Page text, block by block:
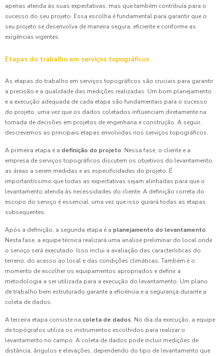
apenas atenda às suas expectativas, mas que também contribuía para o
sucesso do seu projeto. Essa escolha é fundamental para garantir que o
seu projeto se desenvolva de maneira segura, eficiente e conforme as
exigências vigentes.
Etapas do trabalho em serviços topográficos
As etapas do trabalho em serviços topográficos são cruciais para garantir
a precisão e a qualidade das medições realizadas. Um bom planejamento
e a execução adequada de cada etapa são fundamentais para o sucesso
do projeto, uma vez que os dados coletados influenciam diretamente na
tomada de decisões em projetos de engenharia e construção. A seguir,
descrevemos as principais etapas envolvidas nos serviços topográficos.
A primeira etapa é a definição do projeto. Nessa fase, o cliente e a
empresa de serviços topográficos discutem os objetivos do levantamento,
as áreas a serem medidas e as especificidades do projeto. É
importantíssimo que todas as expectativas sejam alinhadas para que o
levantamento atenda às necessidades do cliente. A definição correta do
escopo do serviço é essencial, uma vez que isso guiará todas as etapas
subsequentes.
Após a definição, a segunda etapa é a planejamento do levantamento.
Nesta fase, a equipe técnica realizará uma análise preliminar do local onde
o serviço será executado. Isso inclui a avaliação das características do
terreno, do acesso ao local e das condições climáticas. Também é o
momento de escolher os equipamentos apropriados e definir a
metodologia a ser utilizada para a execução do levantamento. Um plano
de trabalho bem estruturado garante a eficiência e a segurança durante a
coleta de dados.
A terceira etapa consiste na coleta de dados. No dia da execução, a equipe
de topógrafos utiliza os instrumentos escolhidos para realizar o
levantamento no campo. A coleta de dados pode incluir medições de
distância, ângulos e elevações, dependendo do tipo de levantamento que